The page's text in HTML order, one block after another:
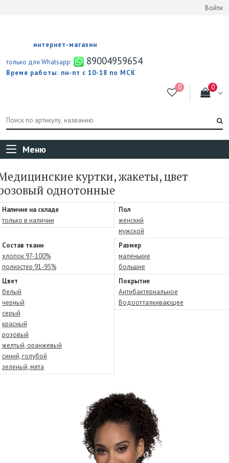
Войти
интернет-магазин
только для Whatsapp:
89004959654
Время работы: пн-пт с 10-18 по МСК
Меню
куртки, жакеты, цвет
однотонные
Наличие на складе
только в наличии
Пол
женский
мужской
Состав ткани
хлопок 97-100%
полиэстер 91-95%
Размер
маленькие
большие
Цвет
белый
черный
серый
красный
розовый
желтый, оранжевый
синий, голубой
зеленый, мята
Покрытие
Антибактериальное
Водоотталкивающее